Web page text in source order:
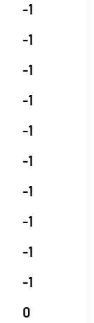
-1
-1
-1
-1
-1
-1
-1
-1
-1
-1
0